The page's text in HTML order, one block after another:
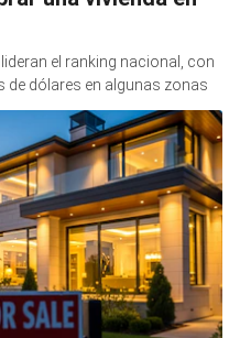
el ranking nacional, con
de dólares en algunas zonas